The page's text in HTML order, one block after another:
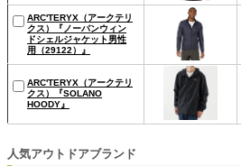
ARC'TERYX（アークテリ
クス）『ノーバンウィン
ドシェルジャケット男性
用（29122）』
ARC'TERYX（アークテリ
クス）『SOLANO
HOODY』
人気アウトドアブランド